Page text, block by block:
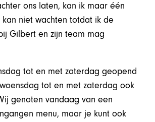
ons laten, kan ik maar één
kan niet wachten totdat ik de
Gilbert en zijn team mag
tot en met zaterdag geopend
tot en met zaterdag ook
genoten vandaag van een
menu, maar je kunt ook